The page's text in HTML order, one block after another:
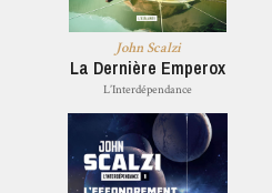
John Scalzi
La Dernière Emperox
L’Interdépendance